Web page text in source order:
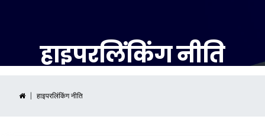
हाइपरलिंकिंग नीति
हाइपरलिंकिंग नीति